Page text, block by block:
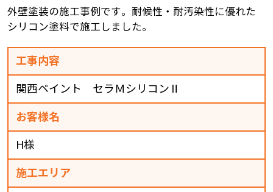
外壁塗装の施工事例です。耐候性・耐汚染性に優れた
シリコン塗料で施工しました。
工事内容
関西ペイント セラＭシリコンⅡ
お客様名
H様
施工エリア